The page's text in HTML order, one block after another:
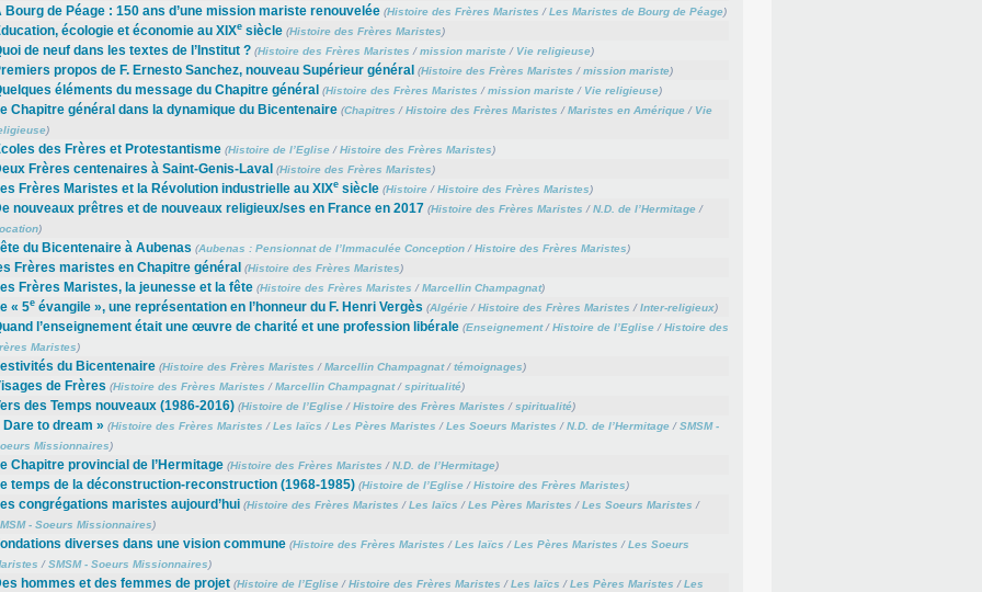
Bourg de Péage : 150 ans d’une mission mariste renouvelée (Histoire des Frères Maristes /Les Maristes de Bourg de Péage)
écologie et économie au XIXesiècle (Histoire des Frères Maristes)
de neuf dans les textes de l’Institut ? (Histoire des Frères Maristes /mission mariste/ Vie religieuse)
propos de F. Ernesto Sanchez, nouveau Supérieur général (Histoire des Frères Maristes /mission mariste)
éléments du message du Chapitre général (Histoire des Frères Maristes /mission mariste/ Vie religieuse)
Chapitre général dans la dynamique du Bicentenaire (Chapitres /Histoire des Frères Maristes /Maristes en Amérique/ Vie
)
des Frères et Protestantisme (Histoire de l’Eglise/Histoire des Frères Maristes)
Frères centenaires à Saint-Genis-Laval (Histoire des Frères Maristes)
Frères Maristes et la Révolution industrielle au XIXesiècle (Histoire/Histoire des Frères Maristes)
nouveaux prêtres et de nouveaux religieux/ses en France en 2017 (Histoire des Frères Maristes /N.D. de l’Hermitage/
)
du Bicentenaire à Aubenas (Aubenas : Pensionnat de l’Immaculée Conception/Histoire des Frères Maristes)
Frères maristes en Chapitre général (Histoire des Frères Maristes)
Frères Maristes, la jeunesse et la fête (Histoire des Frères Maristes /Marcellin Champagnat)
« 5eévangile », une représentation en l’honneur du F. Henri Vergès (Algérie/Histoire des Frères Maristes /Inter-religieux)
l’enseignement était une œuvre de charité et une profession libérale (Enseignement/Histoire de l’Eglise/Histoire des
Maristes)
du Bicentenaire (Histoire des Frères Maristes /Marcellin Champagnat/témoignages)
de Frères (Histoire des Frères Maristes /Marcellin Champagnat/spiritualité)
des Temps nouveaux (1986-2016) (Histoire de l’Eglise/Histoire des Frères Maristes / spiritualité)
Dare to dream » (Histoire des Frères Maristes /Les laïcs /Les Pères Maristes /Les Soeurs Maristes /N.D. de l’Hermitage/SMSM -
Missionnaires)
Chapitre provincial de l’Hermitage (Histoire des Frères Maristes /N.D. de l’Hermitage)
temps de la déconstruction-reconstruction (1968-1985) (Histoire de l’Eglise/Histoire des Frères Maristes)
congrégations maristes aujourd’hui (Histoire des Frères Maristes /Les laïcs /Les Pères Maristes /Les Soeurs Maristes /
- Soeurs Missionnaires)
diverses dans une vision commune (Histoire des Frères Maristes /Les laïcs /Les Pères Maristes /Les Soeurs
/SMSM - Soeurs Missionnaires)
hommes et des femmes de projet (Histoire de l’Eglise/Histoire des Frères Maristes /Les laïcs /Les Pères Maristes /Les